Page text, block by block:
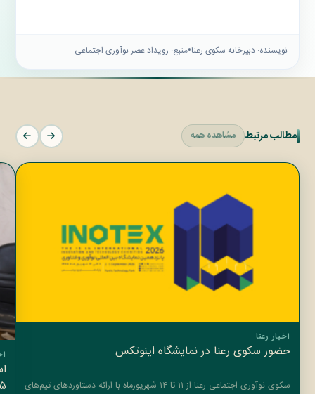
نویسنده: دبیرخانه سکوی رعنا•منبع: رویداد عصر نوآوری اجتماعی
مطالب مرتبط مشاهده همه
اخبار رعنا
حضور سکوی رعنا در نمایشگاه اینوتکس
سکوی نوآوری اجتماعی رعنا از ۱۱ تا ۱۴ شهریورماه با ارائه دستاوردهای تیم‌های